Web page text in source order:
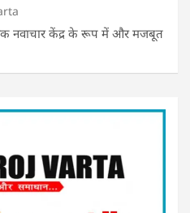
नवाचार केंद्र के रूप में और मजबूत